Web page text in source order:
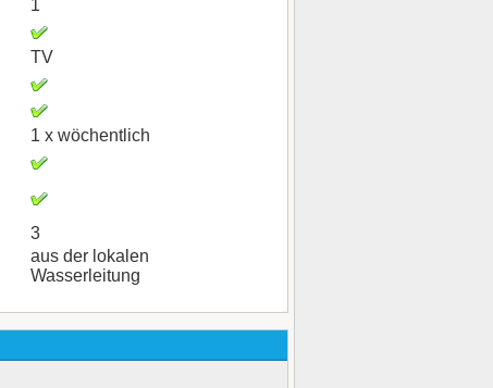
1
TV
1 x wöchentlich
3
aus der lokalen
Wasserleitung